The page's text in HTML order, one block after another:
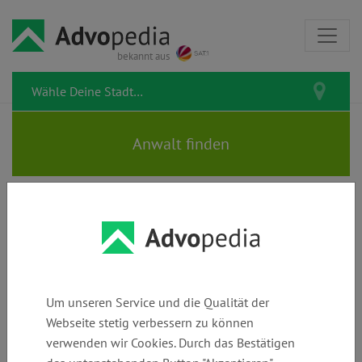
bekannt aus
Vorlagen & Musterbriefe
Verträge
Lastschrift stoppen? Jetzt
Um unseren Service und die Qualität der
Webseite stetig verbessern zu können
verwenden wir Cookies. Durch das Bestätigen